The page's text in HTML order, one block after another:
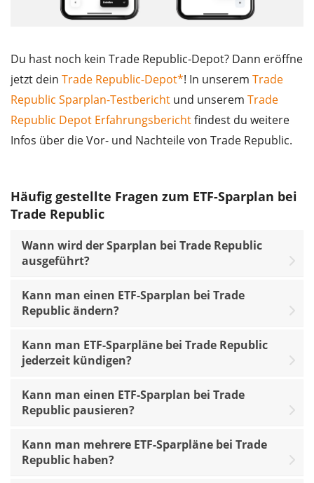
Du hast noch kein Trade Republic-Depot? Dann eröffne
jetzt dein Trade Republic-Depot*! In unserem Trade
Republic Sparplan-Testbericht und unserem Trade
Republic Depot Erfahrungsberichtfindest du weitere
Infos über die Vor- und Nachteile von Trade Republic.
Häufig gestellte Fragen zum ETF-Sparplan bei
Trade Republic
Wann wird der Sparplan bei Trade Republic
ausgeführt?
Kann man einen ETF-Sparplan bei Trade
Republic ändern?
Kann man ETF-Sparpläne bei Trade Republic
jederzeit kündigen?
Kann man einen ETF-Sparplan bei Trade
Republic pausieren?
Kann man mehrere ETF-Sparpläne bei Trade
Republic haben?